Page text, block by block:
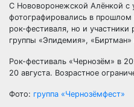
С Нововоронежской Алёнкой с
фотографировались в прошлом
рок-фестиваля, но и
группы «Эпидемия», «Биртман»
Рок-фестиваль «Чернозём» в
20 августа. Возрастное
Фото: группа «Чернозёмфест»